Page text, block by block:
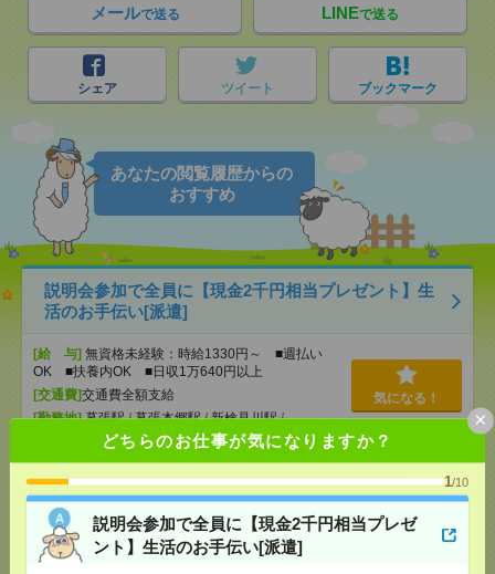
どちらのお仕事が気になりますか？
1/10
説明会参加で全員に【現金2千円相当プレゼ
ント】生活のお手伝い[派遣]
×
メールで送る LINEで送る
シェア ツイート ブックマーク
あなたの閲覧履歴からの
おすすめ
説明会参加で全員に【現金2千円相当プレゼント】生
活のお手伝い[派遣]
[給 与] 無資格未経験：時給1330円～ ■週払い
OK ■扶養内OK ■日収1万640円以上
[交通費]交通費全額支給
[勤務地]幕張駅/幕張本郷駅/新検見川駅/…
気になる！
＼高時給1750円／電話は社内のみ！コツコツ業務！
海浜幕張駅[派遣]
[給 与]
時給1750円 月収例 280,000円
[交通費]全額支給